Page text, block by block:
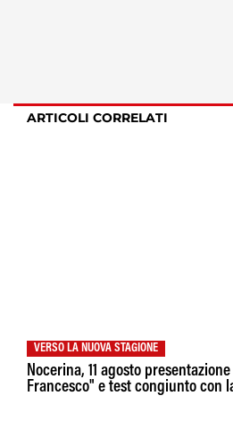
ARTICOLI CORRELATI
VERSO LA NUOVA STAGIONE
Nocerina, 11 agosto
Francesco" e test congiunto con